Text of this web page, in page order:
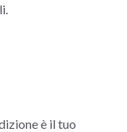
è il tuo